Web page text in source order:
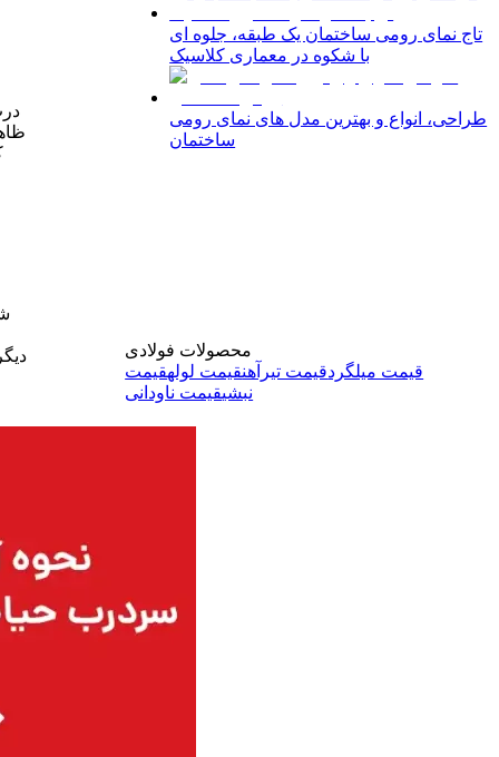
تاج نمای رومی ساختمان یک طبقه، جلوه ای
با شکوه در معماری کلاسیک
طراحی، انواع و بهترین مدل های نمای رومی
ساختمان
محصولات فولادی
قیمت میلگردقیمت تیرآهنقیمت لولهقیمت
نبشیقیمت ناودانی